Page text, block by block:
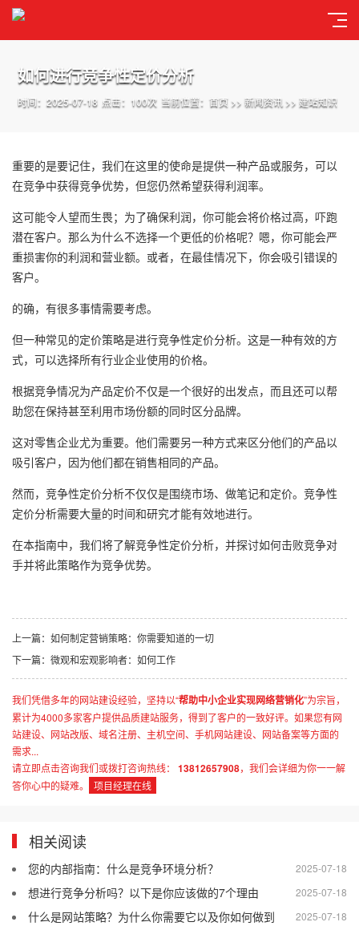
如何进行竞争性定价分析
当前位置： 首页 >> 新闻资讯 >> 建站知识
时间：2025-07-18 点击：100次
重要的是要记住，我们在这里的使命是提供一种产品或服务，可以
在竞争中获得竞争优势，但您仍然希望获得利润率。
这可能令人望而生畏；为了确保利润，你可能会将价格过高，吓跑
潜在客户。那么为什么不选择一个更低的价格呢？嗯，你可能会严
重损害你的利润和营业额。或者，在最佳情况下，你会吸引错误的
客户。
的确，有很多事情需要考虑。
但一种常见的定价策略是进行竞争性定价分析。这是一种有效的方
式，可以选择所有行业企业使用的价格。
根据竞争情况为产品定价不仅是一个很好的出发点，而且还可以帮
助您在保持甚至利用市场份额的同时区分品牌。
这对零售企业尤为重要。他们需要另一种方式来区分他们的产品以
吸引客户，因为他们都在销售相同的产品。
然而，竞争性定价分析不仅仅是围绕市场、做笔记和定价。竞争性
定价分析需要大量的时间和研究才能有效地进行。
在本指南中，我们将了解竞争性定价分析，并探讨如何击败竞争对
手并将此策略作为竞争优势。
上一篇： 如何制定营销策略：你需要知道的一切
下一篇： 微观和宏观影响者：如何工作
我们凭借多年的网站建设经验，坚持以“帮助中小企业实现网络营销化”为宗旨，
累计为4000多家客户提供品质建站服务，得到了客户的一致好评。如果您有网
站建设、网站改版、域名注册、主机空间、手机网站建设、网站备案等方面的
需求...
请立即点击咨询我们或拨打咨询热线：
13812657908，我们会详细为你一一解
答你心中的疑难。
项目经理在线
相关阅读
2025-07-18
您的内部指南：什么是竞争环境分析？
2025-07-18
想进行竞争分析吗？以下是你应该做的7个理由
2025-07-18
什么是网站策略？为什么你需要它以及你如何做到